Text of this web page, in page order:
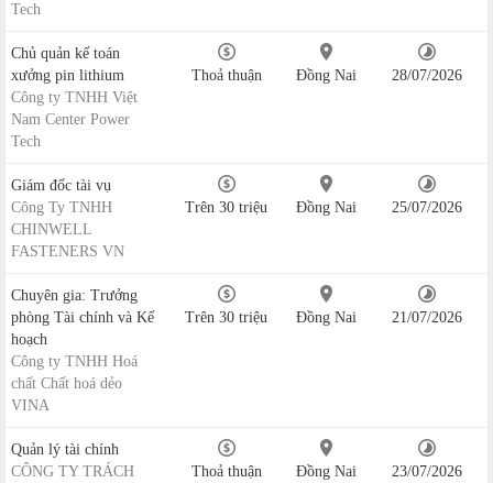
Tech
Chủ quản kế toán
xưởng pin lithium
Công ty TNHH Việt
Nam Center Power
Tech
Thoả thuận Đồng Nai 28/07/2026
Giám đốc tài vụ
Công Ty TNHH
CHINWELL
FASTENERS VN
Trên 30 triệu Đồng Nai 25/07/2026
Chuyên gia: Trưởng
phòng Tài chính và Kế
hoạch
Công ty TNHH Hoá
chất Chất hoá dẻo
VINA
Trên 30 triệu Đồng Nai 21/07/2026
Quản lý tài chính
CÔNG TY TRÁCH
Thoả thuận Đồng Nai 23/07/2026